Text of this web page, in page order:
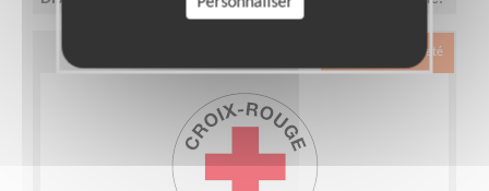
Exclusion & Pauvreté